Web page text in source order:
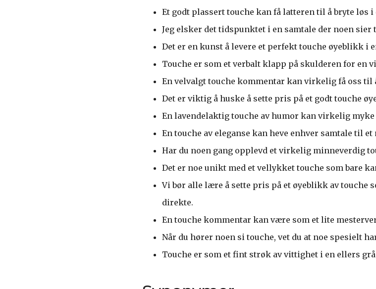
Et godt plassert touche kan få latteren til å bryte løs i
Jeg elsker det tidspunktet i en samtale der noen sier
Det er en kunst å levere et perfekt touche øyeblikk i
Touche er som et verbalt klapp på skulderen for en
En velvalgt touche kommentar kan virkelig få oss til
Det er viktig å huske å sette pris på et godt touche
En lavendelaktig touche av humor kan virkelig
En touche av eleganse kan heve enhver samtale til et
Har du noen gang opplevd et virkelig minneverdig
Det er noe unikt med et vellykket touche som bare
Vi bør alle lære å sette pris på et øyeblikk av touche
direkte.
En touche kommentar kan være som et lite
Når du hører noen si touche, vet du at noe spesielt
Touche er som et fint strøk av vittighet i en ellers